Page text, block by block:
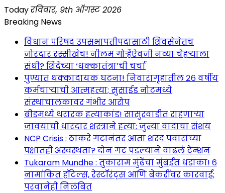
Skip
to
Todayरविवार, 9th ऑगस्ट 2026
Breaking News
विधान परिषद उपसभापतीपदासाठी शिवसेनेतच
जोरदार रस्सीखेच! नीलम गोऱ्हेंऐवजी नव्या चेहऱ्याला
संधी? शिंदेंच्या ‘धक्कातंत्रा’ची चर्चा
पुण्यात धक्कादायक घटना! निवारागृहातील २६ वर्षीय
कर्मचाऱ्याची आत्महत्या; सुसाईड नोटमध्ये
संस्थाचालकावर गंभीर आरोप
बीडमध्ये थरारक हत्याकांड! सासुरवाडीत राहणाऱ्या
जावयाची धारदार शस्त्राने हत्या; जुन्या वादाचा संशय
NCP Crisis : ठाकरे गटानंतर आता शरद पवारांच्या
पक्षातही अस्वस्थता? दोन गट पडल्याने वाढलं टेन्शन
Tukaram Mundhe : तुकाराम मुंढेंचा मुंबईत धडाका! ६
नामांकित हॉटेल्स, रेस्टॉरंट्स आणि बेकरींवर कारवाई;
परवानेही निलंबित